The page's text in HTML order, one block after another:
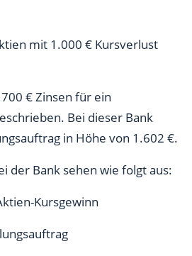
mit 1.000 € Kursverlust
€ Zinsen für ein
Bei dieser Bank
in Höhe von 1.602 €.
der Bank sehen wie folgt aus:
Kursgewinn